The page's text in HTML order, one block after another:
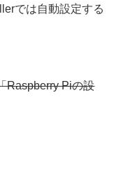
では自動設定する
Raspberry Piの設